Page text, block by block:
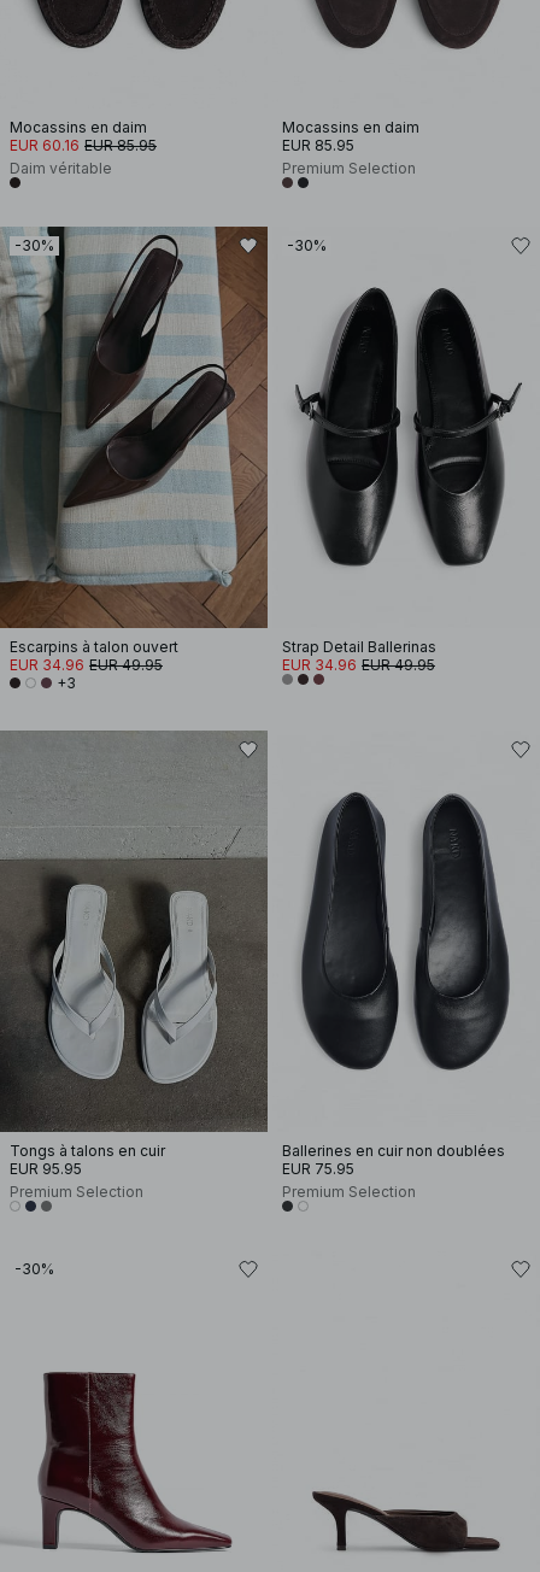
Mocassins en daim
EUR 60.16 EUR 85.95
Daim véritable
Mocassins en daim
EUR 85.95
Premium Selection
-30%
Escarpins à talon ouvert
EUR 34.96 EUR 49.95
+3
-30%
Strap Detail Ballerinas
EUR 34.96 EUR 49.95
Tongs à talons en cuir
EUR 95.95
Premium Selection
Ballerines en cuir non doublées
EUR 75.95
Premium Selection
-30%